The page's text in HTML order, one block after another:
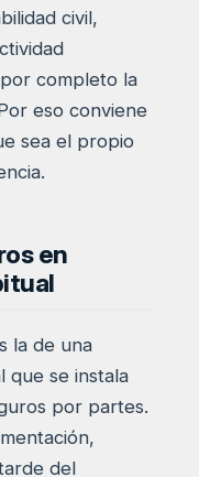
civil,
completo la
eso conviene
sea el propio
en
la de una
que se instala
por partes.
del